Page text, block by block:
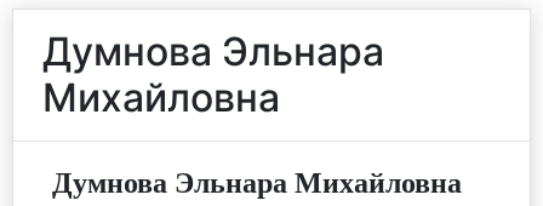
Думнова Эльнара
Михайловна
Думнова Эльнара Михайловна